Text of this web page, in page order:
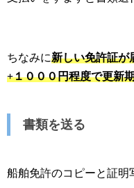
ちなみに新しい免許証が
+１０００円程度で更新
書類を送る
船舶免許のコピーと証明